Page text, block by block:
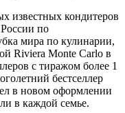
известных кондитеров
по
мира по кулинарии,
Riviera Monte Carlo в
с тиражом более 1
бестселлер
в новом оформлении
в каждой семье.